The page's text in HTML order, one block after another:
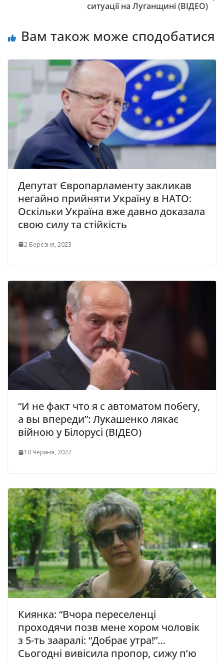
ситуації на Луганщині (ВІДЕО)
Вам також може сподобатися
Депутат Євpопарламенту закликав
негайно прийняти Україну в НАТО:
Оскільки Україна вже давно доказала
свою силу та стійкість
2 Березня, 2023
“И не факт что я с автоматом побегу,
а вы впереди”: Лукашенко лякає
війною у Білорусі (ВІДЕО)
10 Червня, 2022
Киянка: “Вчора переселенці
проходячи позв мене хором чоловік
з 5-ть зааралі: “Добрає утра!”…
Сьогодні вивісила пропор, cижу п’ю